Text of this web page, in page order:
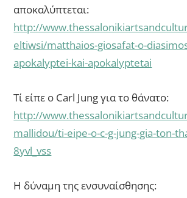
αποκαλύπτεται:
http://
eltiwsi/matthaios-giosafat-o-
apokalyptei-kai-apokalyptetai
Τί είπε ο Carl Jung για το θάνατο:
http://
mallidou/ti-eipe-o-c-g-jung-gia-ton-
8yvl_vss
Η δύναμη της ενσυναίσθησης: